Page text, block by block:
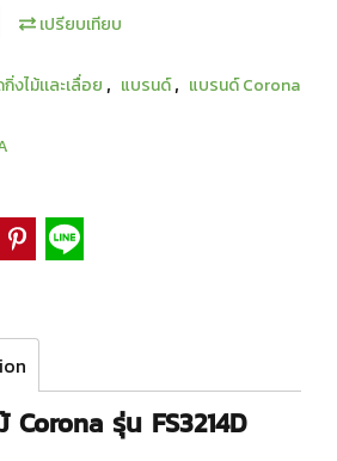
เปรียบเทียบ
งไม้เเละเลื่อย , แบรนด์, แบรนด์ Corona
Corona รุ่น FS3214D